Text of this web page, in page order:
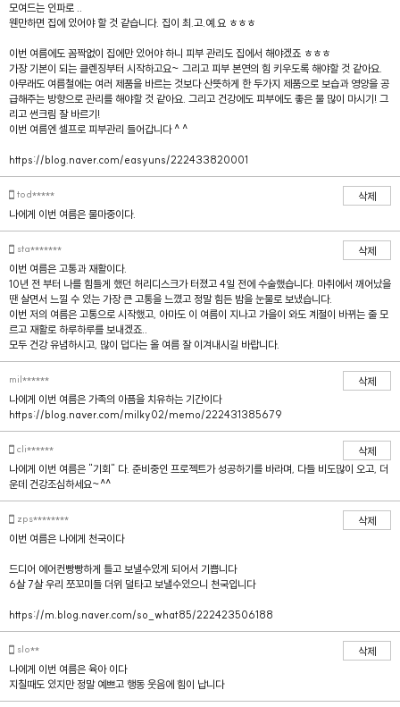
모여드는 인파로 ..
웬만하면 집에 있어야 할 것 같습니다. 집이 최.고.예.요 ㅎㅎㅎ
이번 여름에도 꼼짝없이 집에만 있어야 하니 피부 관리도 집에서 해야겠죠 ㅎㅎㅎ
가장 기본이 되는 클렌징부터 시작하고요~ 그리고 피부 본연의 힘 키우도록 해야할 것 같아요.
아무래도 여름철에는 여러 제품을 바르는 것보다 산뜻하게 한 두가지 제품으로 보습과 영양을 공
급해주는 방향으로 관리를 해야할 것 같아요. 그리고 건강에도 피부에도 좋은 물 많이 마시기! 그
리고 썬크림 잘 바르기!
이번 여름엔 셀프로 피부관리 들어갑니다 ^ ^
https://blog.naver.com/easyuns/222433820001
tod*****
삭제
나에게 이번 여름은 물마중이다.
sta*******
삭제
이번 여름은 고통과 재활이다.
10년 전 부터 나를 힘들게 했던 허리디스크가 터졌고 4일 전에 수술했습니다. 마취에서 깨어났을
땐 살면서 느낄 수 있는 가장 큰 고통을 느꼈고 정말 힘든 밤을 눈물로 보냈습니다.
이번 저의 여름은 고통으로 시작했고, 아마도 이 여름이 지나고 가을이 와도 계절이 바뀌는 줄 모
르고 재활로 하루하루를 보내겠죠..
모두 건강 유념하시고, 많이 덥다는 올 여름 잘 이겨내시길 바랍니다.
mil******
삭제
나에게 이번 여름은 가족의 아픔을 치유하는 기간이다
https://blog.naver.com/milky02/memo/222431385679
cli******
삭제
나에게 이번 여름은 "기회" 다. 준비중인 프로젝트가 성공하기를 바라며, 다들 비도많이 오고, 더
운데 건강조심하세요~^^
zps********
삭제
이번 여름은 나에게 천국이다
드디어 에어컨빵빵하게 틀고 보낼수있게 되어서 기쁩니다
6살 7살 우리 쪼꼬미들 더위 덜타고 보낼수있으니 천국입니다
https://m.blog.naver.com/so_what85/222423506188
slo**
삭제
나에게 이번 여름은 육아 이다
지칠때도 있지만 정말 예쁘고 행동 웃음에 힘이 납니다